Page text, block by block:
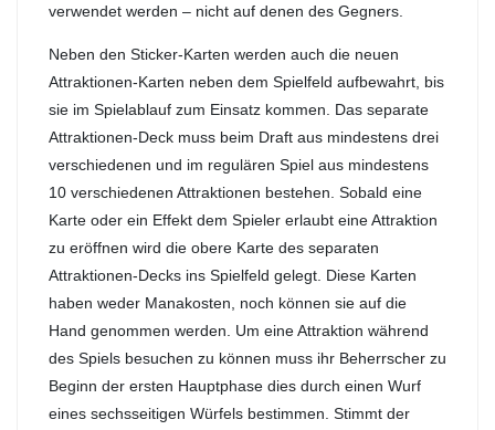
verwendet werden – nicht auf denen des Gegners.
Neben den Sticker-Karten werden auch die neuen
Attraktionen-Karten neben dem Spielfeld aufbewahrt, bis
sie im Spielablauf zum Einsatz kommen. Das separate
Attraktionen-Deck muss beim Draft aus mindestens drei
verschiedenen und im regulären Spiel aus mindestens
10 verschiedenen Attraktionen bestehen. Sobald eine
Karte oder ein Effekt dem Spieler erlaubt eine Attraktion
zu eröffnen wird die obere Karte des separaten
Attraktionen-Decks ins Spielfeld gelegt. Diese Karten
haben weder Manakosten, noch können sie auf die
Hand genommen werden. Um eine Attraktion während
des Spiels besuchen zu können muss ihr Beherrscher zu
Beginn der ersten Hauptphase dies durch einen Wurf
eines sechsseitigen Würfels bestimmen. Stimmt der